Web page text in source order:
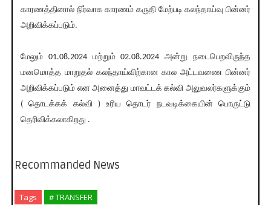
காரணத்தினால் நிர்வாக காரணம் கருதி மேற்படி கலந்தாய்வு பின்னர்
அறிவிக்கப்படும்.
மேலும் 01.08.2024 மற்றும் 02.08.2024 அன்று நடைபெறவிருந்த
மனமொத்த மாறுதல் கலந்தாய்விற்கான கால அட்டவணை பின்னர்
அறிவிக்கப்படும் என அனைத்து மாவட்டக் கல்வி அலுவலர்களுக்கும்
( தொடக்கக் கல்வி ) உரிய தொடர் நடவடிக்கையின் பொருட்டு
தெரிவிக்கலாகிறது .
Recommanded News
Tags # TRANSFER